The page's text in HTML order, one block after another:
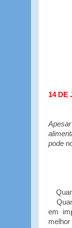
14 DE
pode
em
melhor